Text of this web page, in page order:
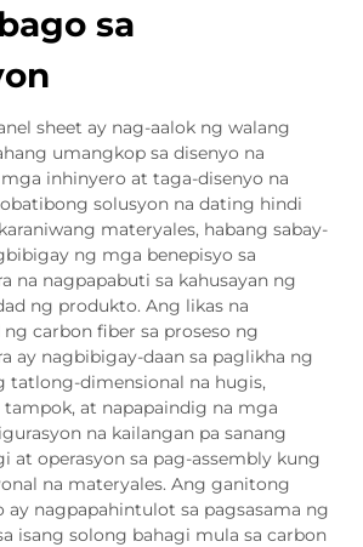
sa
sheet ay nag-aalok ng walang
umangkop sa disenyo na
inhinyero at taga-disenyo na
solusyon na dating hindi
materyales, habang sabay-
ng mga benepisyo sa
na nagpapabuti sa kahusayan ng
ng produkto. Ang likas na
carbon fiber sa proseso ng
ay nagbibigay-daan sa paglikha ng
tatlong-dimensional na hugis,
at napapaindig na mga
na kailangan pa sanang
at operasyon sa pag-assembly kung
na materyales. Ang ganitong
ay nagpapahintulot sa pagsasama ng
isang solong bahagi mula sa carbon